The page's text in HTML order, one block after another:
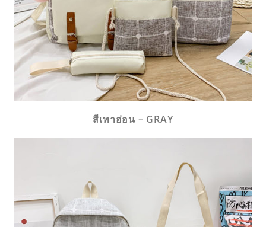
สีเทาอ่อน – GRAY